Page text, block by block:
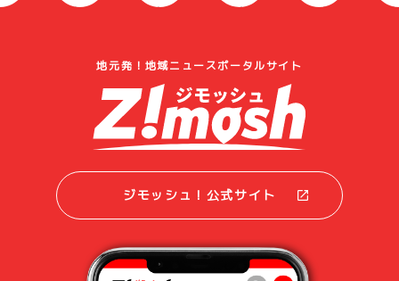
地元発！地域ニュースポータルサイト
ジモッシュ！公式サイト